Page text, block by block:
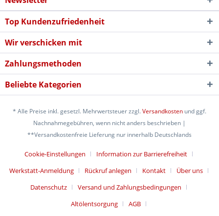
Top Kundenzufriedenheit
Wir verschicken mit
Zahlungsmethoden
Beliebte Kategorien
* Alle Preise inkl. gesetzl. Mehrwertsteuer zzgl.Versandkosten und ggf.
Nachnahmegebühren, wenn nicht anders beschrieben |
**Versandkostenfreie Lieferung nur innerhalb Deutschlands
Cookie-Einstellungen
Information zur Barrierefreiheit
Werkstatt-Anmeldung
Rückruf anlegen Kontakt
Über uns
Datenschutz
Versand und Zahlungsbedingungen
Altölentsorgung
AGB